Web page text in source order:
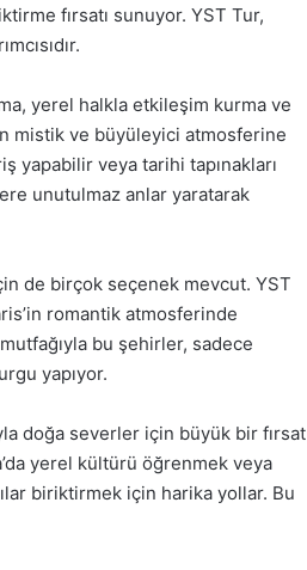
fırsatı sunuyor. YST Tur,
yerel halkla etkileşim kurma ve
mistik ve büyüleyici atmosferine
yapabilir veya tarihi tapınakları
unutulmaz anlar yaratarak
de birçok seçenek mevcut. YST
romantik atmosferinde
bu şehirler, sadece
yapıyor.
doğa severler için büyük bir fırsat
yerel kültürü öğrenmek veya
biriktirmek için harika yollar. Bu